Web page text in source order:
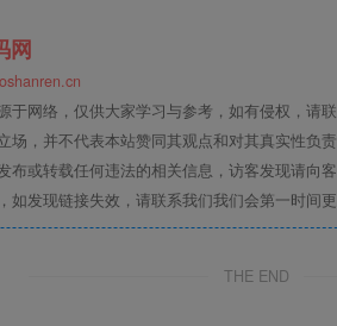
网
于网络，仅供大家学习与参考，如有侵权，请
，并不代表本站赞同其观点和对其真实性负责
布或转载任何违法的相关信息，访客发现请向
发现链接失效，请联系我们我们会第一时间更
THE END